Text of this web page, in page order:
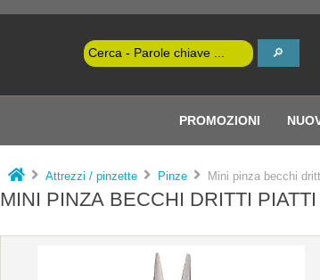
PROMOZIONI
Attrezzi / pinzette Pinze Mini pinza becchi
MINI PINZA BECCHI DRITTI